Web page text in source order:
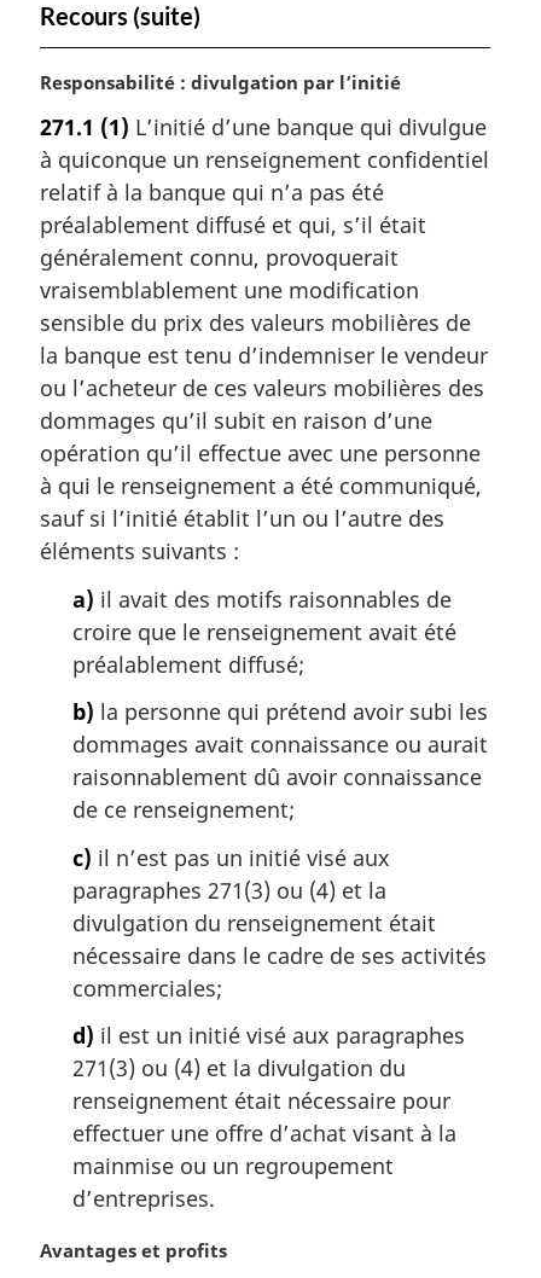
Recours (suite)
N
t
e
m
a
r
g
i
n
a
e
:
Responsabilité : divulgation par l’initié
271.1 (1) L’initié d’une banque qui divulgue
à quiconque un renseignement confidentiel
relatif à la banque qui n’a pas été
préalablement diffusé et qui, s’il était
généralement connu, provoquerait
vraisemblablement une modification
sensible du prix des valeurs mobilières de
la banque est tenu d’indemniser le vendeur
ou l’acheteur de ces valeurs mobilières des
dommages qu’il subit en raison d’une
opération qu’il effectue avec une personne
à qui le renseignement a été communiqué,
sauf si l’initié établit l’un ou l’autre des
éléments suivants :
a) il avait des motifs raisonnables de
croire que le renseignement avait été
préalablement diffusé;
b) la personne qui prétend avoir subi les
dommages avait connaissance ou aurait
raisonnablement dû avoir connaissance
de ce renseignement;
c) il n’est pas un initié visé aux
paragraphes 271(3) ou (4) et la
divulgation du renseignement était
nécessaire dans le cadre de ses activités
commerciales;
d) il est un initié visé aux paragraphes
271(3) ou (4) et la divulgation du
renseignement était nécessaire pour
effectuer une offre d’achat visant à la
mainmise ou un regroupement
d’entreprises.
N
Avantages et profits